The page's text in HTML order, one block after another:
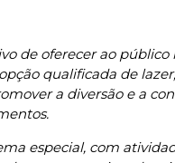
de oferecer ao
qualificada de
a diversão e a
especial, com